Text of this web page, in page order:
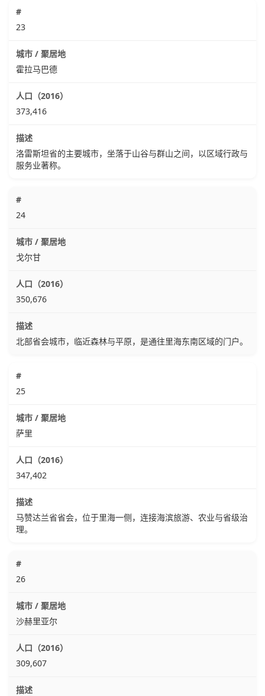
23
霍拉马巴德
373,416
洛雷斯坦省的主要城市，坐落于山谷与群山之间，以区域行政与
服务业著称。
24
戈尔甘
350,676
北部省会城市，临近森林与平原，是通往里海东南区域的门户。
25
萨里
347,402
马赞达兰省省会，位于里海一侧，连接海滨旅游、农业与省级治
理。
26
沙赫里亚尔
309,607